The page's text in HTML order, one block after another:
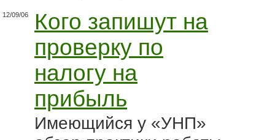
12/09/06
Кого запишут на
проверку по
налогу на
прибыль
Имеющийся у «УНП»